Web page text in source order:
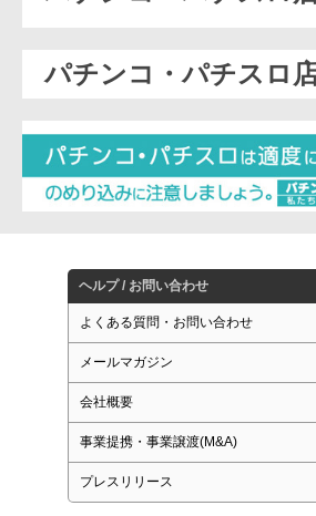
パチンコ・パチスロ
ヘルプ / お問い合わせ
よくある質問・お問い合わせ
メールマガジン
会社概要
事業提携・事業譲渡(M&A)
プレスリリース